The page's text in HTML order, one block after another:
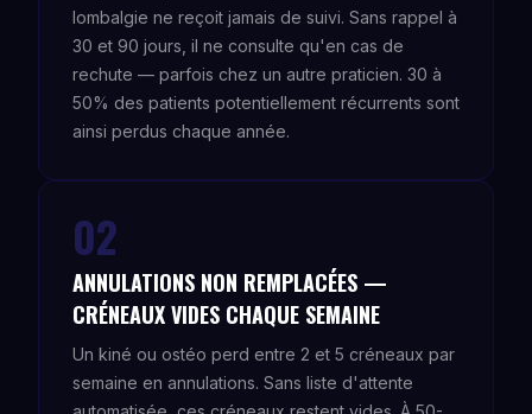
lombalgie ne reçoit jamais de suivi. Sans rappel à
30 et 90 jours, il ne consulte qu'en cas de
rechute — parfois chez un autre praticien. 30 à
50% des patients potentiellement récurrents sont
ainsi perdus chaque année.
02
ANNULATIONS NON REMPLACÉES —
CRÉNEAUX VIDES CHAQUE SEMAINE
Un kiné ou ostéo perd entre 2 et 5 créneaux par
semaine en annulations. Sans liste d'attente